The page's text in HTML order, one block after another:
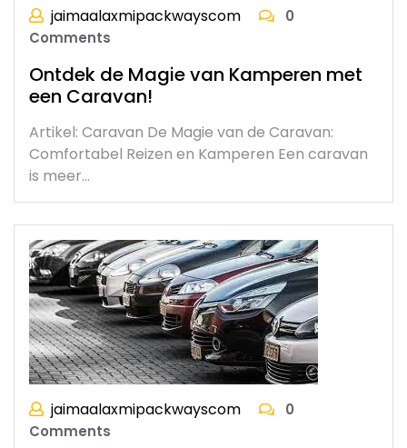
jaimaalaxmipackwayscom
0
Comments
Ontdek de Magie van Kamperen met
een Caravan!
Artikel: Caravan De Magie van de Caravan:
Comfortabel Reizen en Kamperen Een caravan
is meer…
jaimaalaxmipackwayscom
0
Comments